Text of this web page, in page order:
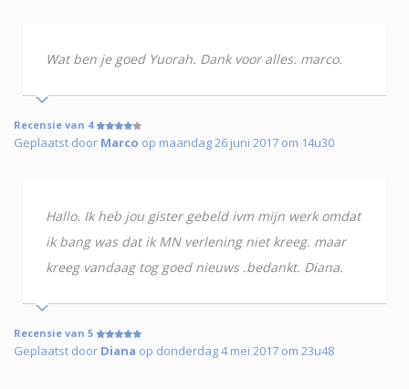
Wat ben je goed Yuorah. Dank voor alles. marco.
Recensie van 4
Geplaatst door Marco op maandag 26 juni 2017 om 14u30
Hallo. Ik heb jou gister gebeld ivm mijn werk omdat
ik bang was dat ik MN verlening niet kreeg. maar
kreeg vandaag tog goed nieuws .bedankt. Diana.
Recensie van 5
Geplaatst door Diana op donderdag 4 mei 2017 om 23u48